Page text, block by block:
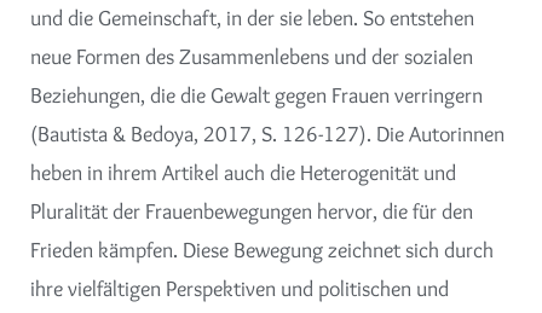
und die Gemeinschaft, in der sie leben. So entstehen
neue Formen des Zusammenlebens und der sozialen
Beziehungen, die die Gewalt gegen Frauen verringern
(Bautista & Bedoya, 2017, S. 126-127). Die Autorinnen
heben in ihrem Artikel auch die Heterogenität und
Pluralität der Frauenbewegungen hervor, die für den
Frieden kämpfen. Diese Bewegung zeichnet sich durch
ihre vielfältigen Perspektiven und politischen und